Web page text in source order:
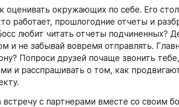
оценивать окружающих по себе. Его
работает, прошлогодние отчеты и
любит читать отчеты подчиненных?
и не забывай вовремя отправлять.
Попроси друзей почаще звонить тебе,
и расспрашивать о том, как
с партнерами вместе со своим